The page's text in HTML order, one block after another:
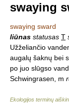
swaying
swaying sward
liūnas statusas T
Užželiančio
augalų šaknų bei
po juo slūgso
Schwingrasen, m
Ekologijos terminų